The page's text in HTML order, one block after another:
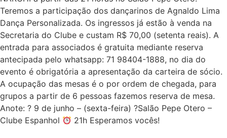
Teremos a participação dos dançarinos de Agnaldo Lima
Dança Personalizada. Os ingressos já estão à venda na
Secretaria do Clube e custam R$ 70,00 (setenta reais). A
entrada para associados é gratuita mediante reserva
antecipada pelo whatsapp: 71 98404-1888, no dia do
evento é obrigatória a apresentação da carteira de sócio.
A ocupação das mesas é o por ordem de chegada, para
grupos a partir de 6 pessoas fazemos reserva de mesa.
Anote: ? 9 de junho – (sexta-feira) ?Salão Pepe Otero –
Clube Espanhol
21h Esperamos vocês!